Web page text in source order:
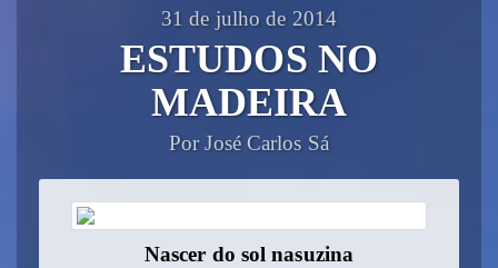
31 de julho de 2014
ESTUDOS NO
MADEIRA
Por José Carlos Sá
Nascer do sol nasuzina